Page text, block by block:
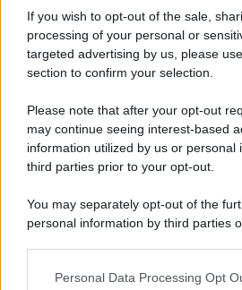
If you wish to opt-out of the sale,
processing of your personal or
targeted advertising by us, please
section to confirm your selection.
Please note that after your opt-out
may continue seeing interest-based
information utilized by us or personal
third parties prior to your opt-out.
You may separately opt-out of the
personal information by third parties
This information may also be
Personal Data Processing Opt